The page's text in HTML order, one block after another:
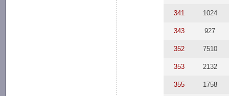
341 1024
343 927
352 7510
353 2132
355 1758